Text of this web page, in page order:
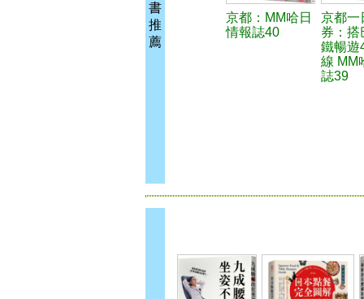
書
推
薦
京都：MM哈日
情報誌40
京都一
券：搭
鐵暢遊
線 MM
誌39